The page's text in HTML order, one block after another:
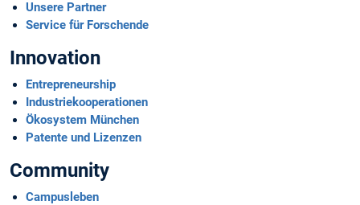
Unsere Partner
Service für Forschende
Innovation
Entrepreneurship
Industriekoopera­tionen
Ökosystem München
Patente und Lizenzen
Community
Campusleben